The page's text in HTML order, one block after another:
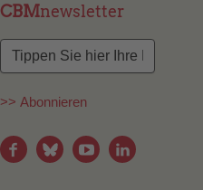
CBMnewsletter
>> Abonnieren